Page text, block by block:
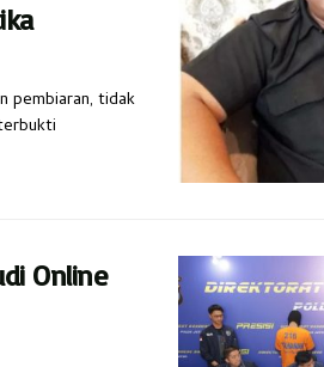
pembiaran, tidak
Online